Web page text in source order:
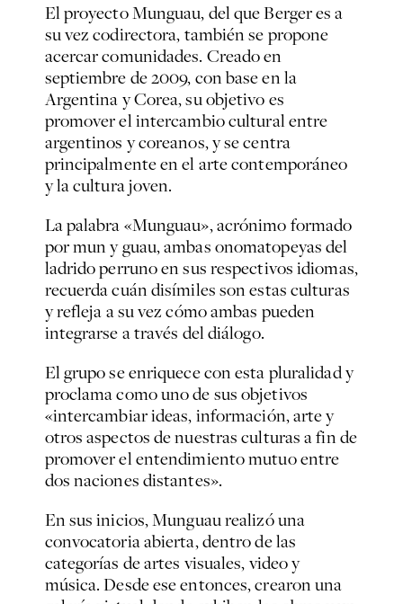
El proyecto Munguau, del que Berger es a
su vez codirectora, también se propone
acercar comunidades. Creado en
septiembre de 2009, con base en la
Argentina y Corea, su objetivo es
promover el intercambio cultural entre
argentinos y coreanos, y se centra
principalmente en el arte contemporáneo
y la cultura joven.
La palabra «Munguau», acrónimo formado
por mun y guau, ambas onomatopeyas del
ladrido perruno en sus respectivos idiomas,
recuerda cuán disímiles son estas culturas
y refleja a su vez cómo ambas pueden
integrarse a través del diálogo.
El grupo se enriquece con esta pluralidad y
proclama como uno de sus objetivos
«intercambiar ideas, información, arte y
otros aspectos de nuestras culturas a fin de
promover el entendimiento mutuo entre
dos naciones distantes».
En sus inicios, Munguau realizó una
convocatoria abierta, dentro de las
categorías de artes visuales, video y
música. Desde ese entonces, crearon una